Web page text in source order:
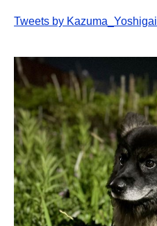
Tweets by Kazuma_Yoshigai